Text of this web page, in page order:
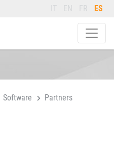
IT EN FR ES
Software Partners